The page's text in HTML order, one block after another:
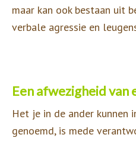
maar kan ook bestaan uit
verbale agressie en
Een afwezigheid van
Het je in de ander kunnen
genoemd, is mede